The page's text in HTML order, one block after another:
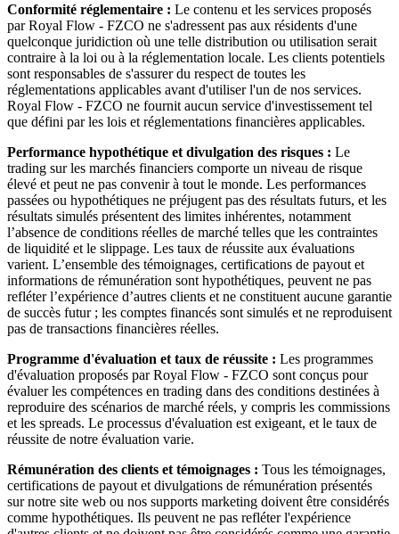
Conformité réglementaire : Le contenu et les services proposés
par Royal Flow - FZCO ne s'adressent pas aux résidents d'une
quelconque juridiction où une telle distribution ou utilisation serait
contraire à la loi ou à la réglementation locale. Les clients potentiels
sont responsables de s'assurer du respect de toutes les
réglementations applicables avant d'utiliser l'un de nos services.
Royal Flow - FZCO ne fournit aucun service d'investissement tel
que défini par les lois et réglementations financières applicables.
Performance hypothétique et divulgation des risques : Le
trading sur les marchés financiers comporte un niveau de risque
élevé et peut ne pas convenir à tout le monde. Les performances
passées ou hypothétiques ne préjugent pas des résultats futurs, et les
résultats simulés présentent des limites inhérentes, notamment
l’absence de conditions réelles de marché telles que les contraintes
de liquidité et le slippage. Les taux de réussite aux évaluations
varient. L’ensemble des témoignages, certifications de payout et
informations de rémunération sont hypothétiques, peuvent ne pas
refléter l’expérience d’autres clients et ne constituent aucune garantie
de succès futur ; les comptes financés sont simulés et ne reproduisent
pas de transactions financières réelles.
Programme d'évaluation et taux de réussite : Les programmes
d'évaluation proposés par Royal Flow - FZCO sont conçus pour
évaluer les compétences en trading dans des conditions destinées à
reproduire des scénarios de marché réels, y compris les commissions
et les spreads. Le processus d'évaluation est exigeant, et le taux de
réussite de notre évaluation varie.
Rémunération des clients et témoignages : Tous les témoignages,
certifications de payout et divulgations de rémunération présentés
sur notre site web ou nos supports marketing doivent être considérés
comme hypothétiques. Ils peuvent ne pas refléter l'expérience